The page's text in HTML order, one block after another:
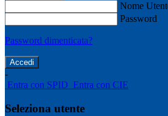
Nome
Password
Password dimenticata?
-
Entra con SPID Entra con CIE
Seleziona utente